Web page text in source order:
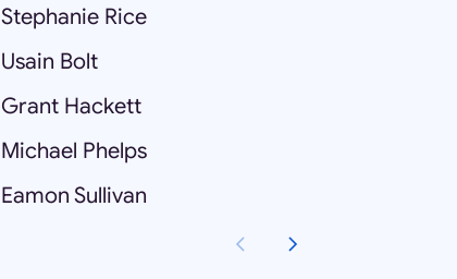
Stephanie Rice
Usain Bolt
Grant Hackett
Michael Phelps
Eamon Sullivan